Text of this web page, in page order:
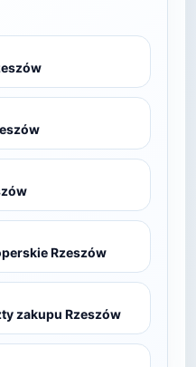
Rzeszów
zakupu Rzeszów